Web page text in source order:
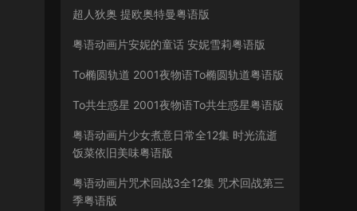
超人狄奥 提欧奥特曼粤语版
粤语动画片安妮的童话 安妮雪莉粤语版
To椭圆轨道 2001夜物语To椭圆轨道粤语版
To共生惑星 2001夜物语To共生惑星粤语版
粤语动画片少女煮意日常全12集 时光流逝
饭菜依旧美味粤语版
粤语动画片咒术回战3全12集 咒术回战第三
季粤语版